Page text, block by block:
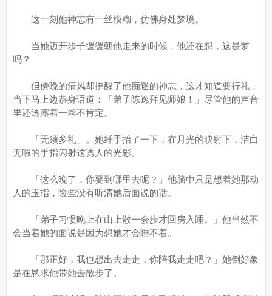
这一刻他神志有一丝模糊，仿佛身处梦境。
当她迈开步子缓缓朝他走来的时候，他还在想，这是梦
吗？
但傍晚的清风却拂醒了他痴迷的神志，这才知道要行礼，
当下马上边恭身语道：「弟子陈逸拜见师娘！」尽管他的声音
里还透露着一丝不肯定。
「无须多礼」。她纤手抬了一下，在月光的映射下，洁白
无暇的手指闪射这诱人的光彩。
「这么晚了，你要到哪里去呢？」他脑中只是想着她那动
人的玉指，险些没有听清她后面说的话。
「弟子习惯晚上在山上散一会步才回房入睡。」他当然不
会当着她的面说是因为想她才会睡不着。
「那正好，我也想出去走走，你陪我走走吧？」她倒好象
是在恳求他带她去散步了。